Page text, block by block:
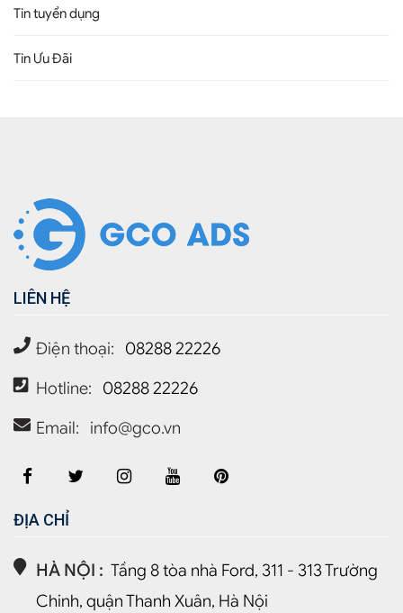
Tin tuyển dụng
Tin Ưu Đãi
LIÊN HỆ
Điện thoại: 08288 22226
Hotline: 08288 22226
Email: info@gco.vn
ĐỊA CHỈ
HÀ NỘI : Tầng 8 tòa nhà Ford, 311 - 313 Trường
Chinh, quận Thanh Xuân, Hà Nội